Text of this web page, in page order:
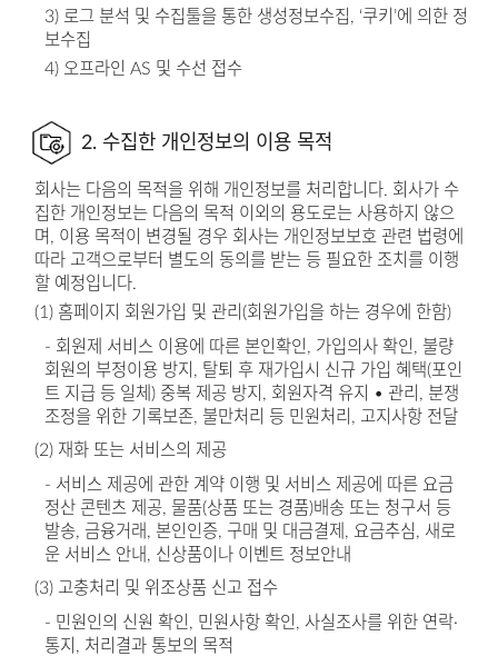
3) 로그 분석 및 수집툴을 통한 생성정보수집, ‘쿠키’에 의한 정
보수집
4) 오프라인 AS 및 수선 접수
2. 수집한 개인정보의 이용 목적
회사는 다음의 목적을 위해 개인정보를 처리합니다. 회사가 수
집한 개인정보는 다음의 목적 이외의 용도로는 사용하지 않으
며, 이용 목적이 변경될 경우 회사는 개인정보보호 관련 법령에
따라 고객으로부터 별도의 동의를 받는 등 필요한 조치를 이행
할 예정입니다.
(1) 홈페이지 회원가입 및 관리(회원가입을 하는 경우에 한함)
- 회원제 서비스 이용에 따른 본인확인, 가입의사 확인, 불량
회원의 부정이용 방지, 탈퇴 후 재가입시 신규 가입 혜택(포인
트 지급 등 일체) 중복 제공 방지, 회원자격 유지 • 관리, 분쟁
조정을 위한 기록보존, 불만처리 등 민원처리, 고지사항 전달
(2) 재화 또는 서비스의 제공
- 서비스 제공에 관한 계약 이행 및 서비스 제공에 따른 요금
정산 콘텐츠 제공, 물품(상품 또는 경품)배송 또는 청구서 등
발송, 금융거래, 본인인증, 구매 및 대금결제, 요금추심, 새로
운 서비스 안내, 신상품이나 이벤트 정보안내
(3) 고충처리 및 위조상품 신고 접수
- 민원인의 신원 확인, 민원사항 확인, 사실조사를 위한 연락·
통지, 처리결과 통보의 목적